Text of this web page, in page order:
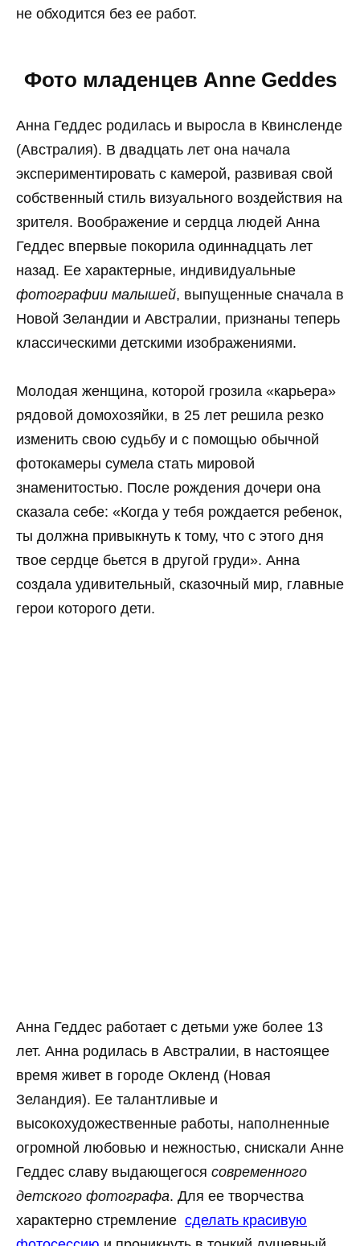
не обходится без ее работ.
Фото младенцев Anne Geddes
Анна Геддес родилась и выросла в Квинсленде
(Австралия). В двадцать лет она начала
экспериментировать с камерой, развивая свой
собственный стиль визуального воздействия на
зрителя. Воображение и сердца людей Анна
Геддес впервые покорила одиннадцать лет
назад. Ее характерные, индивидуальные
фотографии малышей, выпущенные сначала в
Новой Зеландии и Австралии, признаны теперь
классическими детскими изображениями.
Молодая женщина, которой грозила «карьера»
рядовой домохозяйки, в 25 лет решила резко
изменить свою судьбу и с помощью обычной
фотокамеры сумела стать мировой
знаменитостью. После рождения дочери она
сказала себе: «Когда у тебя рождается ребенок,
ты должна привыкнуть к тому, что с этого дня
твое сердце бьется в другой груди». Анна
создала удивительный, сказочный мир, главные
герои которого дети.
Анна Геддес работает с детьми уже более 13
лет. Анна родилась в Австралии, в настоящее
время живет в городе Окленд (Новая
Зеландия). Ее талантливые и
высокохудожественные работы, наполненные
огромной любовью и нежностью, снискали Анне
Геддес славу выдающегося современного
детского фотографа. Для ее творчества
характерно стремление сделать красивую